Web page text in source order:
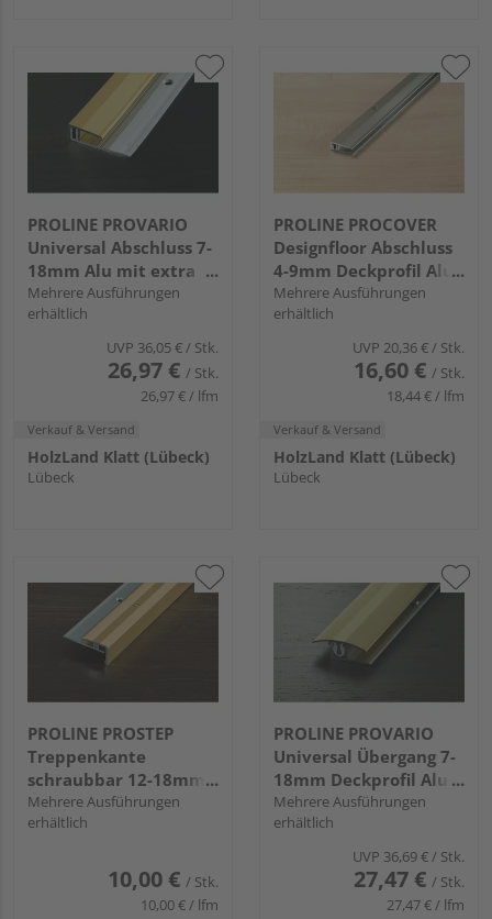
PROLINE PROVARIO
Universal Abschluss 7-
18mm Alu mit extra
breitem Basisprofil
Mehrere Ausführungen
erhältlich
UVP 36,05 € / Stk.
26,97 € / Stk.
26,97 € / lfm
Verkauf & Versand
HolzLand Klatt (Lübeck)
Lübeck
PROLINE PROCOVER
Designfloor Abschluss
4-9mm Deckprofil Alu
eloxiert
Mehrere Ausführungen
erhältlich
UVP 20,36 € / Stk.
16,60 € / Stk.
18,44 € / lfm
Verkauf & Versand
HolzLand Klatt (Lübeck)
Lübeck
PROLINE PROSTEP
Treppenkante
schraubbar 12-18mm
Aluminium eloxiert
Mehrere Ausführungen
erhältlich
10,00 € / Stk.
10,00 € / lfm
PROLINE PROVARIO
Universal Übergang 7-
18mm Deckprofil Alu
eloxiert
Mehrere Ausführungen
erhältlich
UVP 36,69 €/ Stk.
27,47 € / Stk.
27,47 € / lfm